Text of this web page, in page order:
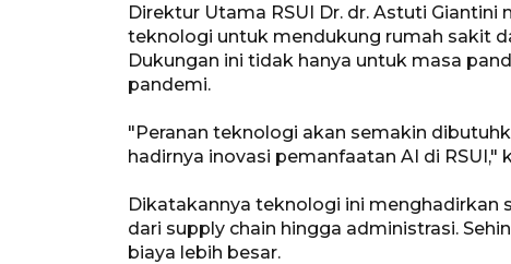
Direktur Utama RSUI Dr. dr. Astuti
teknologi untuk mendukung rumah sakit
Dukungan ini tidak hanya untuk masa
pandemi.
"Peranan teknologi akan semakin
hadirnya inovasi pemanfaatan AI di RSUI,"
Dikatakannya teknologi ini menghadirkan
dari supply chain hingga administrasi.
biaya lebih besar.